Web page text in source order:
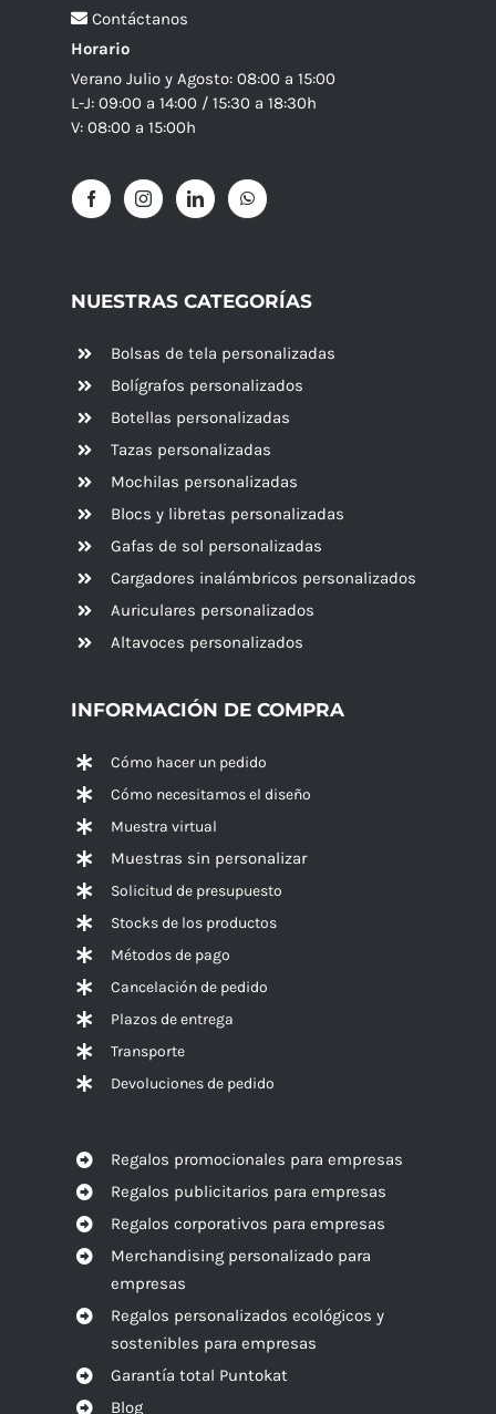
Contáctanos
Horario
Verano Julio y Agosto: 08:00 a 15:00
L-J: 09:00 a 14:00 / 15:30 a 18:30h
V: 08:00 a 15:00h
NUESTRAS CATEGORÍAS
Bolsas de tela personalizadas
Bolígrafos personalizados
Botellas personalizadas
Tazas personalizadas
Mochilas personalizadas
Blocs y libretas personalizadas
Gafas de sol personalizadas
Cargadores inalámbricos personalizados
Auriculares personalizados
Altavoces personalizados
INFORMACIÓN DE COMPRA
Cómo hacer un pedido
Cómo necesitamos el diseño
Muestra virtual
Muestras sin personalizar
Solicitud de presupuesto
Stocks de los productos
Métodos de pago
Cancelación de pedido
Plazos de entrega
Transporte
Devoluciones de pedido
Regalos promocionales para empresas
Regalos publicitarios para empresas
Regalos corporativos para empresas
Merchandising personalizado para
empresas
Regalos personalizados ecológicos y
sostenibles para empresas
Garantía total Puntokat
Blog